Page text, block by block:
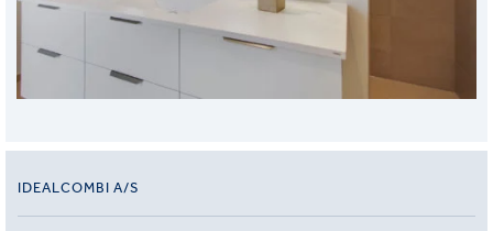
IDEALCOMBI A/S